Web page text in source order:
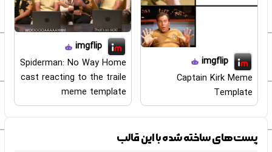
imgflip
Captain Kirk Meme
Template
imgflip
Spiderman: No Way Home
cast reacting to the traile
meme template
پست‌های ساخته شده با این قالب